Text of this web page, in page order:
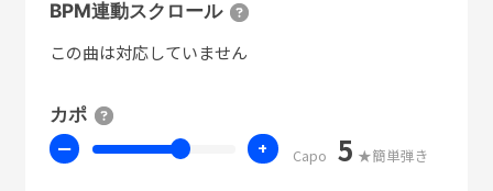
BPM連動スクロール
この曲は対応していません
カポ
ー + Capo 5 ★簡単弾き